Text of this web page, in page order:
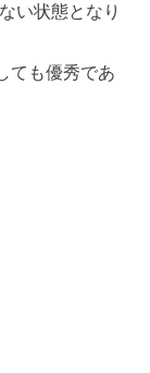
い状態となり
ても優秀であ